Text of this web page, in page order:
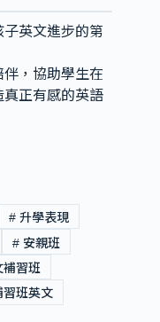
英文進步的第
，協助學生在
真正有感的英語
# 升學表現
# 安親班
補習班
習班英文